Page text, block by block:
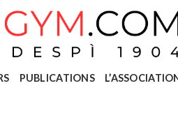
PUBLICATIONS